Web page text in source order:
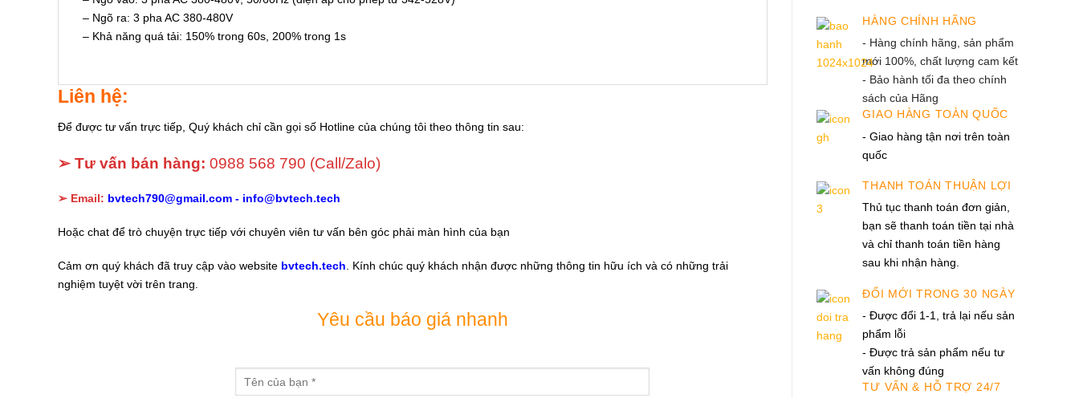
HÀNG CHÍNH HÃNG
- Hàng chính hãng, sản phẩm
mới 100%, chất lượng cam kết
- Bảo hành tối đa theo chính
sách của Hãng
GIAO HÀNG TOÀN QUỐC
- Giao hàng tận nơi trên toàn
quốc
THANH TOÁN THUẬN LỢI
Thủ tục thanh toán đơn giản,
bạn sẽ thanh toán tiền tại nhà
và chỉ thanh toán tiền hàng
sau khi nhận hàng.
ĐỔI MỚI TRONG 30 NGÀY
- Được đổi 1-1, trả lại nếu sản
phẩm lỗi
- Được trả sản phẩm nếu tư
vấn không đúng
TƯ VẤN & HỖ TRỢ 24/7
– Ngõ ra: 3 pha AC 380-480V
– Khả năng quá tải: 150% trong 60s, 200% trong 1s
Liên hệ:
Để được tư vấn trực tiếp, Quý khách chỉ cần gọi số Hotline của chúng tôi theo thông tin sau:
➢ Tư vấn bán hàng: 0988 568 790 (Call/Zalo)
➢ Email: bvtech790@gmail.com - info@bvtech.tech
Hoặc chat để trò chuyện trực tiếp với chuyên viên tư vấn bên góc phải màn hình của bạn
Cảm ơn quý khách đã truy cập vào website bvtech.tech . Kính chúc quý khách nhận được những thông tin hữu ích và có những trải
nghiệm tuyệt vời trên trang.
Yêu cầu báo giá nhanh